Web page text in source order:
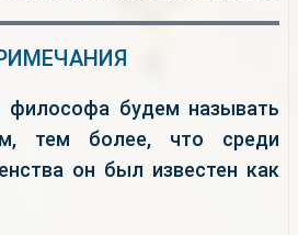
философа будем называть
тем более, что среди
он был известен как